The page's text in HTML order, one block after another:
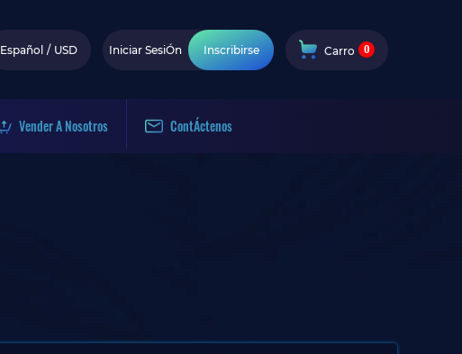
Español / USD Iniciar SesiÓn Inscribirse Carro 0
Vender A Nosotros ContÁctenos